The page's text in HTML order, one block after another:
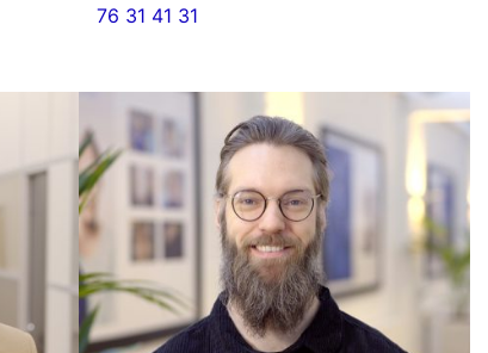
76 31 41 31